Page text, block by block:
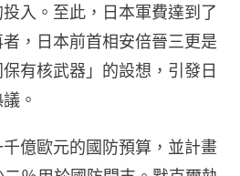
入。至此，日本軍費達到了
，日本前首相安倍晉三更是
有核武器」的設想，引發日
。
億歐元的國防預算，並計畫